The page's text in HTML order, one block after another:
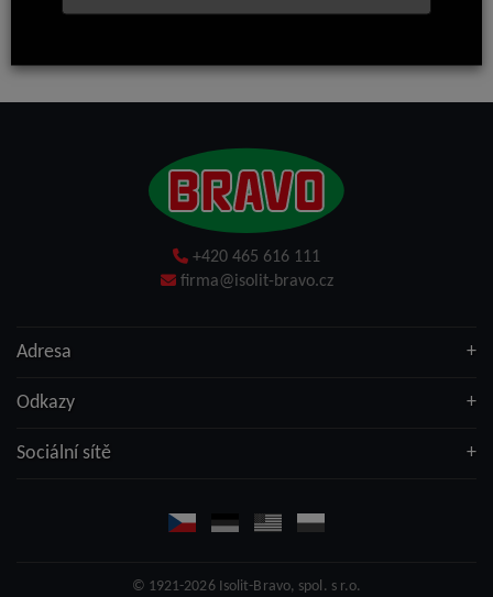
+420 465 616 111
firma@isolit-bravo.cz
Adresa
Odkazy
Sociální sítě
© 1921-2026 Isolit-Bravo, spol. s r.o.